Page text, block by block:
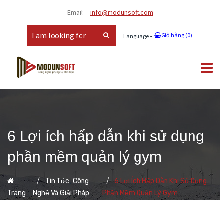
Email: info@modunsoft.com
Language Giỏ hàng (0)
6 Lợi ích hấp dẫn khi sử dụng
phần mềm quản lý gym
Trang
Tin Tức,Công
Nghệ Và Giải Pháp
6 Lợi Ích Hấp Dẫn Khi Sử Dụng
Phần Mềm Quản Lý Gym